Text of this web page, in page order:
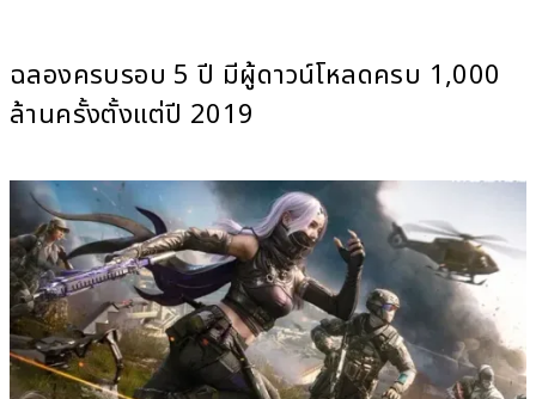
ฉลองครบรอบ 5 ปี มีผู้ดาวน์โหลดครบ 1,000
ล้านครั้งตั้งแต่ปี 2019